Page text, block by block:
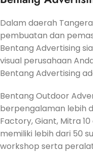
Dalam daerah
pembuatan dan
Bentang Advertising
visual perusahaan
Bentang Advertising
Bentang Outdoor
berpengalaman lebih
Factory, Giant, Mitra
memiliki lebih dari 50
workshop serta